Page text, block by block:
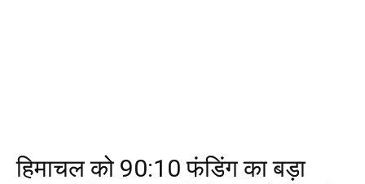
हिमाचल को 90:10 फंडिंग का बड़ा